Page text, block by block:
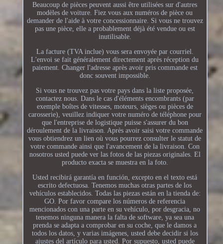
Beaucoup de pièces peuvent aussi être utilisées sur d'autres
modèles de voiture. Fiez vous aux numéros de pièce ou
demander de l'aide à votre concessionnaire. Si vous ne trouvez
pas une pièce, elle a probablement déjà été vendue ou est
inutilisable.
La facture (TVA inclue) vous sera envoyée par courriel.
L'envoi se fait généralement directement après réception du
paiement. Changer l'adresse après avoir pris commande est
donc souvent impossible.
Si vous ne trouvez pas votre pays dans la liste proposée,
contactez nous. Dans le cas d'éléments encombrants (par
exemple boîtes de vitesses, moteurs, sièges ou pièces de
carosserie), veuillez indiquer votre numéro de téléphone pour
que l'entreprise de logistique puisse s'assurer du bon
déroulement de la livraison. Après avoir saisi votre commande
vous obtiendrez un lien où vous pourrez consulter le statut de
votre commande ainsi que l'avancement de la livraison. Con
nosotros usted puede ver las fotos de las piezas originales. El
producto exacta se muestra en la foto.
Usted recibirá garantía en función, excepto en el texto está
escrito defectuosa. Tenemos muchas otras partes de los
vehículos establecidos. Todas las piezas están en la tienda de:
GO. Por favor compare los números de referencia
mencionados con una parte en su vehículo, por desgracia, no
tenemos ninguna manera la falta de software, ya sea una
prenda se adapta a comprobar en su coche, que le damos a
todos los datos, y varias imágenes, usted debe decidir si los
ajustes del artículo para usted. Por supuesto, usted puede